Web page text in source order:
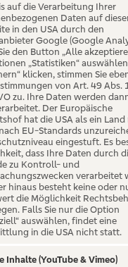
auf die Verarbeitung Ihrer
Daten auf
in den USA durch den
Google (Google
den Button „Alle
„Statistiken“
klicken, stimmen Sie
von Art. 49 Abs.
zu. Ihre Daten werden
Der Europäische
hat die USA als ein Land
EU-Standards
eingestuft. Es
dass Ihre Daten durch
zu Kontroll- und
verarbeitet
hinaus besteht keine oder
die Möglichkeit
Falls Sie nur die Option
auswählen, findet eine
in die USA nicht statt.
Inhalte (YouTube & Vimeo)